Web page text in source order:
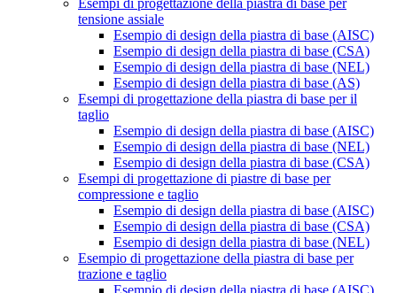
Esempi di progettazione della piastra di base per
tensione assiale
Esempio di design della piastra di base (AISC)
Esempio di design della piastra di base (CSA)
Esempio di design della piastra di base (NEL)
Esempio di design della piastra di base (AS)
Esempi di progettazione della piastra di base per il
taglio
Esempio di design della piastra di base (AISC)
Esempio di design della piastra di base (NEL)
Esempio di design della piastra di base (CSA)
Esempi di progettazione di piastre di base per
compressione e taglio
Esempio di design della piastra di base (AISC)
Esempio di design della piastra di base (CSA)
Esempio di design della piastra di base (NEL)
Esempio di progettazione della piastra di base per
trazione e taglio